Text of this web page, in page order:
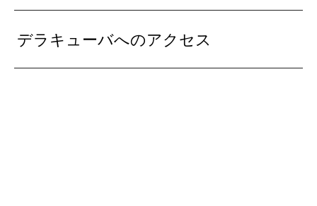
デラキューバへのアクセス